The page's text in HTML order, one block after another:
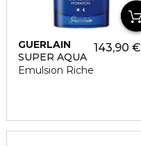
GUERLAIN
SUPER AQUA
Emulsion Riche
143,90 €